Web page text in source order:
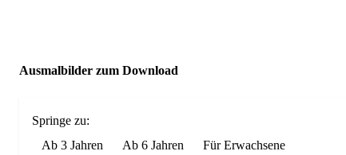
Ausmalbilder zum Download
Springe zu:
Ab 3 Jahren
Ab 6 Jahren Für Erwachsene